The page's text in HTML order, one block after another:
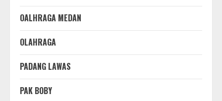
OALHRAGA MEDAN
OLAHRAGA
PADANG LAWAS
PAK BOBY